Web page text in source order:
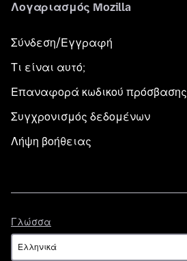
Λογαριασμός Mozilla
Σύνδεση/Εγγραφή
Τι είναι αυτό;
Επαναφορά κωδικού πρόσβασης
Συγχρονισμός δεδομένων
Λήψη βοήθειας
Γλώσσα